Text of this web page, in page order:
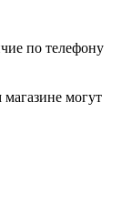
по телефону
могут